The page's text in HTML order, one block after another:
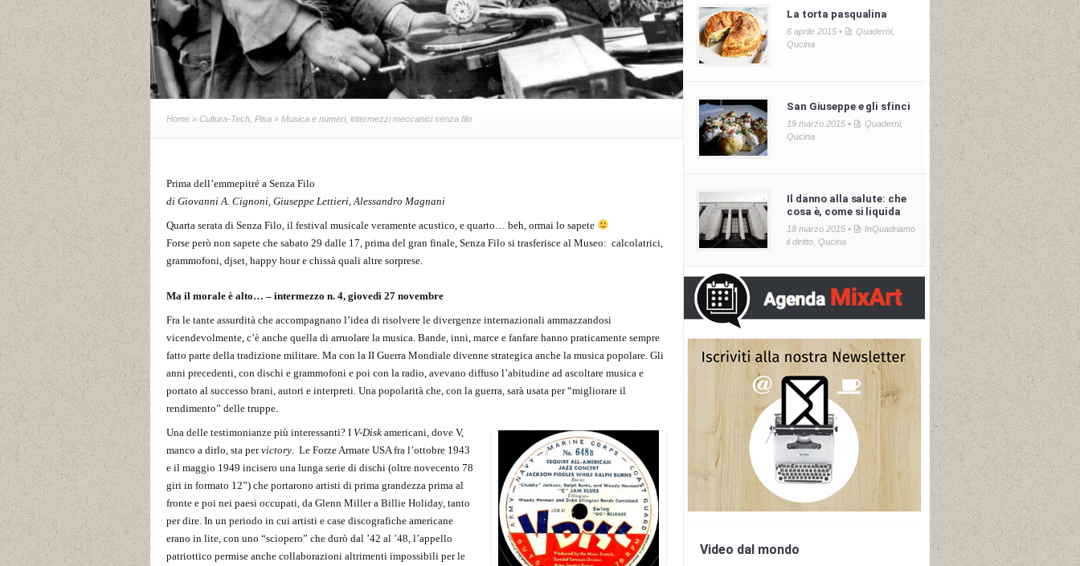
Home » Cultura-Tech Pisa » Musica e numeri, intermezzi meccanici senza filo
Prima dell’emmepitré a Senza Filo
di Giovanni A. Cignoni, Giuseppe Lettieri, Alessandro Magnani
Quarta serata di Senza Filo, il festival musicale veramente acustico, e quarto… beh, ormai lo sapete
Forse però non sapete che sabato 29 dalle 17, prima del gran finale, Senza Filo si trasferisce al Museo: calcolatrici,
grammofoni, djset, happy hour e chissà quali altre sorprese.
Ma il morale è alto… – intermezzo n. 4, giovedì 27 novembre
Fra le tante assurdità che accompagnano l’idea di risolvere le divergenze internazionali ammazzandosi
vicendevolmente, c’è anche quella di arruolare la musica. Bande, inni, marce e fanfare hanno praticamente sempre
fatto parte della tradizione militare. Ma con la II Guerra Mondiale divenne strategica anche la musica popolare. Gli
anni precedenti, con dischi e grammofoni e poi con la radio, avevano diffuso l’abitudine ad ascoltare musica e
portato al successo brani, autori e interpreti. Una popolarità che, con la guerra, sarà usata per “migliorare il
rendimento” delle truppe.
Una delle testimonianze più interessanti? I V-Disk americani, dove V,
manco a dirlo, sta pervictory . Le Forze Armate USA fra l’ottobre 1943
e il maggio 1949 incisero una lunga serie di dischi (oltre novecento 78
giri in formato 12”) che portarono artisti di prima grandezza prima al
fronte e poi nei paesi occupati, da Glenn Miller a Billie Holiday, tanto
per dire. In un periodo in cui artisti e case discografiche americane
erano in lite, con uno “sciopero” che durò dal ’42 al ’48, l’appello
patriottico permise anche collaborazioni altrimenti impossibili per le
La torta pasqualina
6 aprile 2015 • Quaderni,
Qucina
San Giuseppe e gli sfinci
19 marzo 2015 • Quaderni,
Qucina
Il danno alla salute: che
cosa è, come si liquida
18 marzo 2015 •
InQuadriamo
il diritto ,Qucina
Video dal mondo